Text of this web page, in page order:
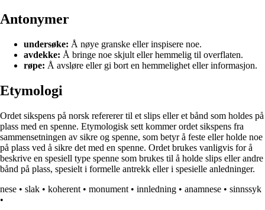
Antonymer
undersøke: Å nøye granske eller inspisere noe.
avdekke: Å bringe noe skjult eller hemmelig til overflaten.
røpe: Å avsløre eller gi bort en hemmelighet eller informasjon.
Etymologi
Ordet sikspens på norsk refererer til et slips eller et bånd som holdes på
plass med en spenne. Etymologisk sett kommer ordet sikspens fra
sammensetningen av sikre og spenne, som betyr å feste eller holde noe
på plass ved å sikre det med en spenne. Ordet brukes vanligvis for å
beskrive en spesiell type spenne som brukes til å holde slips eller andre
bånd på plass, spesielt i formelle antrekk eller i spesielle anledninger.
nese • slak • koherent • monument • innledning • anamnese • sinnssyk
•